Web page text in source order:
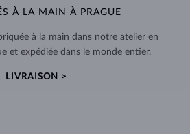
À LA MAIN À PRAGUE
à la main dans notre atelier en
et expédiée dans le monde entier.
LIVRAISON >